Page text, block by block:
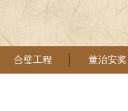
合璧工程 董治安奖